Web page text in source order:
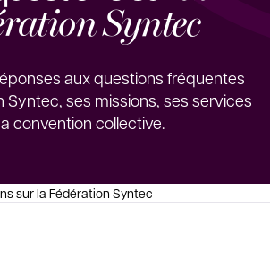
Syntec
aux questions fréquentes
Syntec, ses missions, ses services
convention collective.
sur la Fédération Syntec